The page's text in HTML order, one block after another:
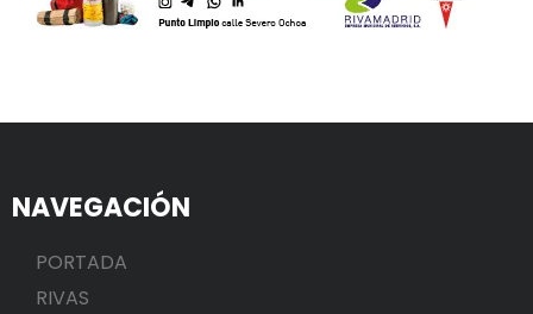
NAVEGACIÓN
PORTADA
RIVAS